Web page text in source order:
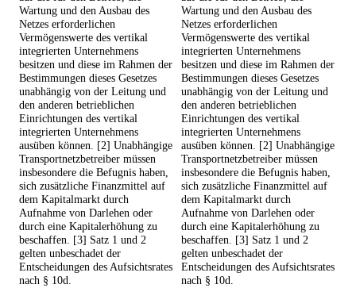
Wartung und den Ausbau des
Netzes erforderlichen
Vermögenswerte des vertikal
integrierten Unternehmens
besitzen und diese im Rahmen der
Bestimmungen dieses Gesetzes
unabhängig von der Leitung und
den anderen betrieblichen
Einrichtungen des vertikal
integrierten Unternehmens
ausüben können. [2] Unabhängige
Transportnetzbetreiber müssen
insbesondere die Befugnis haben,
sich zusätzliche Finanzmittel auf
dem Kapitalmarkt durch
Aufnahme von Darlehen oder
durch eine Kapitalerhöhung zu
beschaffen. [3] Satz 1 und 2
gelten unbeschadet der
Entscheidungen des Aufsichtsrates
nach § 10d.
Wartung und den Ausbau des
Netzes erforderlichen
Vermögenswerte des vertikal
integrierten Unternehmens
besitzen und diese im Rahmen der
Bestimmungen dieses Gesetzes
unabhängig von der Leitung und
den anderen betrieblichen
Einrichtungen des vertikal
integrierten Unternehmens
ausüben können. [2] Unabhängige
Transportnetzbetreiber müssen
insbesondere die Befugnis haben,
sich zusätzliche Finanzmittel auf
dem Kapitalmarkt durch
Aufnahme von Darlehen oder
durch eine Kapitalerhöhung zu
beschaffen. [3] Satz 1 und 2
gelten unbeschadet der
Entscheidungen des Aufsichtsrates
nach § 10d.